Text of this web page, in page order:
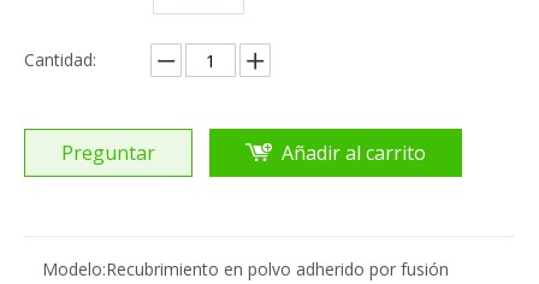
Cantidad:
Preguntar Añadir al carrito
Modelo:Recubrimiento en polvo adherido por fusión